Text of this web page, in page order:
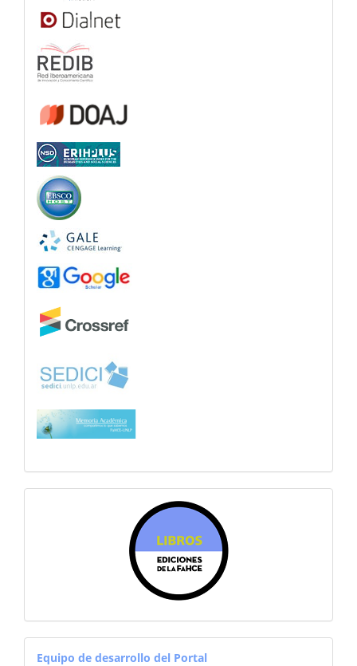
equiporevistas
Equipo de desarrollo del Portal